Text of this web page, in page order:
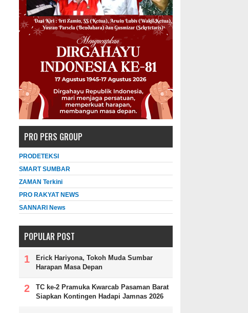
PRO PERS GROUP
PRODETEKSI
SMART SUMBAR
ZAMAN Terkini
PRO RAKYAT NEWS
SANNARI News
POPULAR POST
Erick Hariyona, Tokoh Muda Sumbar
Harapan Masa Depan
TC ke-2 Pramuka Kwarcab Pasaman Barat
Siapkan Kontingen Hadapi Jamnas 2026